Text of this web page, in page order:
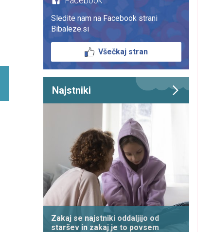
Sledite nam na Facebook strani
Bibaleze.si
Všečkaj stran
Najstniki
Zakaj se najstniki oddaljijo od
staršev in zakaj je to povsem